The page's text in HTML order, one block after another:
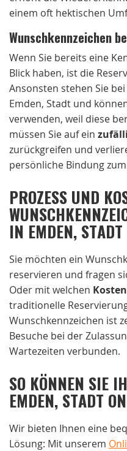
einem oft hektischen
Wunschkennzeichen
Wenn Sie bereits eine
Blick haben, ist die
Ansonsten stehen Sie
Emden, Stadt und
verwenden, weil diese
müssen Sie auf ein
zurückgreifen und
persönliche Bindung
PROZESS UND
IN EMDEN, STADT
Sie möchten ein
reservieren und fragen
Oder mit welchen Kosten
traditionelle
Wunschkennzeichen ist
Besuche bei der
Wartezeiten verbunden.
SO KÖNNEN SIE
EMDEN, STADT
Wir bieten Ihnen eine
Lösung: Mit unserem